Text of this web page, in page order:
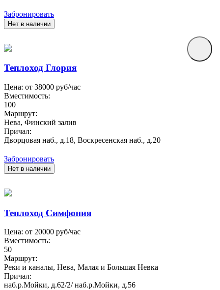
Забронировать
Нет в наличии
Теплоход Глория
Цена: от 38000 руб/час
Вместимость:
100
Маршрут:
Нева, Финский залив
Причал:
Дворцовая наб., д.18, Воскресенская наб., д.20
Забронировать
Нет в наличии
Теплоход Симфония
Цена: от 20000 руб/час
Вместимость:
50
Маршрут:
Реки и каналы, Нева, Малая и Большая Невка
Причал:
наб.р.Мойки, д.62/2/ наб.р.Мойки, д.56